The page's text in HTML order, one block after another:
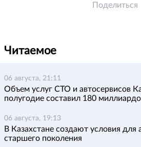
Поделиться
Читаемое
06 августа, 21:11
Объем услуг СТО и автосервисов
полугодие составил 180
06 августа, 19:13
В Казахстане создают условия для
старшего поколения